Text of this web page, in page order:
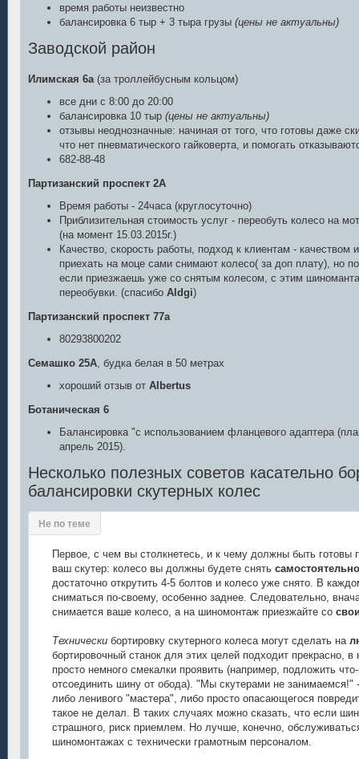
время работы неизвестно
балансировка 6 тыр + 3 тыра грузы (цены не актуальны)
Заводской район
Илимская 6а (за троллейбусным кольцом)
все дни с 8:00 до 20:00
балансировка 10 тыр (цены не актуальны)
отзывы неоднозначные: начиная от того, что готовы даже
что нет пневматического гайковерта, и помогать
682-88-48
Партизанский проспект 2А
Время работы - 24часа (круглосуточно)
Приблизительная стоимость услуг - переобуть колесо на
(на момент 15.03.2015г.)
Качество, скорость работы, подход к клиентам -
приехать на моце сами снимают колесо( за доп плату), но
если приезжаешь уже со снятым колесом, с этим
переобувки. (спасибо Aldgi)
Партизанский проспект 77а
80293800202
Семашко 25А , будка белая в 50 метрах
хороший отзыв от Albertus
Ботаническая 6
Балансировка "с использованием фланцевого адаптера
апрель 2015).
Несколько полезных советов касательно
балансировки скутерных колес
Не по теме
Первое, с чем вы столкнетесь, и к чему должны быть готовы
ваш скутер: колесо вы должны будете снять самостоятельно
достаточно открутить 4-5 болтов и колесо уже снято. В
сниматься по-своему, особенно заднее. Следовательно,
снимается ваше колесо, а на шиномонтаж приезжайте со
Технически бортировку скутерного колеса могут сделать на
бортировочный станок для этих целей подходит прекрасно,
просто немного смекалки проявить (например, подложить
отсоединить шину от обода). "Мы скутерами не занимаемся!"
либо ленивого "мастера", либо просто опасающегося
такое не делал. В таких случаях можно сказать, что если
страшного, риск приемлем. Но лучше, конечно,
шиномонтажах с технически грамотным персоналом.